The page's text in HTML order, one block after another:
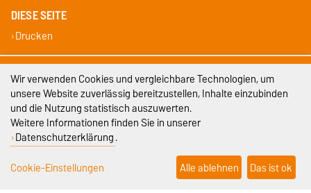
DIESE SEITE
Drucken
Impressum
Datenschutz
Barrierefreiheit
Cookie-Einstellungen
Wir verwenden Cookies und vergleichbare Technologien, um
unsere Website zuverlässig bereitzustellen, Inhalte einzubinden
und die Nutzung statistisch auszuwerten.
Weitere Informationen finden Sie in unserer
Datenschutzerklärung.
Cookie-Einstellungen
Alle ablehnen Das ist ok